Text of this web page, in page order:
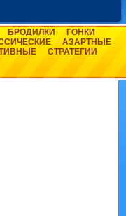
БРОДИЛКИ
ГОНКИ
АЗАРТНЫЕ
СТРАТЕГИИ